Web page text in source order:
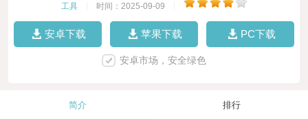
工具 时间：2025-09-09
安卓下载 苹果下载 PC下载
安卓市场，安全绿色
简介 排行